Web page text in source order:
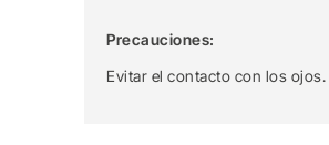
Precauciones:
Evitar el contacto con los